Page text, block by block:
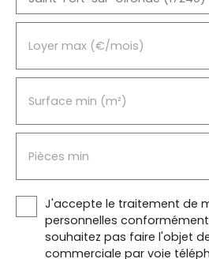
par
pompe à
chaleur.
cave.
Stationn
ement
libre
rue. Libre
de suite.
de la
provision
sur
Pas de
cave.
Stationn
ement
libre
rue
LE
IMMÉDIAT
des
provision
s sur
charges
Loyer max (€/mois)
Surface min (m²)
Pièces min
J'accepte le traitement de
personnelles conformément
souhaitez pas faire l'objet
commerciale par voie